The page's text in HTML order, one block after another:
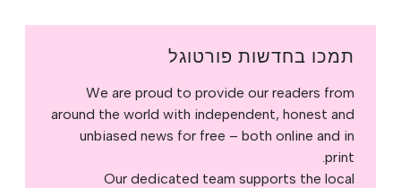
תמכו בחדשות פורטוגל
We are proud to provide our readers from
around the world with independent, honest and
unbiased news for free – both online and in
print.
Our dedicated team supports the local